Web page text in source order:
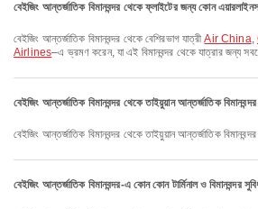
বেইজিং আন্তর্জাতিক বিমানবন্দর থেকে ফ্লাইটের জন্য কোন
বেইজিং আন্তর্জাতিক বিমানবন্দর থেকে বেশিরভাগ যাত্রীAir China,
Airlines–এ ভ্রমণ করেন, যা এই বিমানবন্দর থেকে যাত্রার জন্য
বেইজিং আন্তর্জাতিক বিমানবন্দর থেকে তাইয়ুয়ান আন্তর্জাতিক
বেইজিং আন্তর্জাতিক বিমানবন্দর থেকে তাইয়ুয়ান আন্তর্জাতিক
বেইজিং আন্তর্জাতিক বিমানবন্দর-এ কোন কোন টার্মিনাল ও বিমানবন্দর